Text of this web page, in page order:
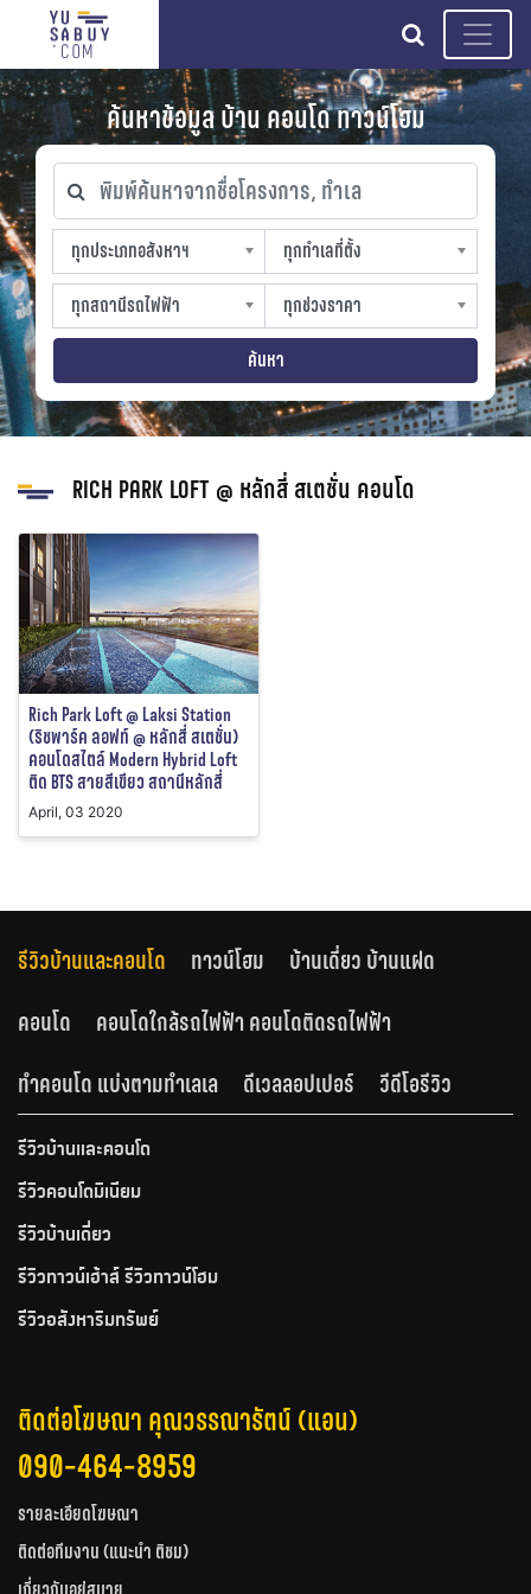
search
ค้นหาข้อมูล บ้าน คอนโด ทาวน์โฮม
พิมพ์ค้นหาจากชื่อโครงการ, ทำเล
ทุกประเภทอสังหาฯ
ทุกประเภทอสังหาฯ
sproperty
ทุกทำเลที่ตั้ง
ทุกทำเลที่ตั้ง
slocation
ทุกสถานีรถไฟฟ้า
ทุกสถานีรถไฟฟ้า
strain-station
ทุกช่วงราคา
ทุกช่วงราคา
sprice
ค้นหา
RICH PARK LOFT @ หลักสี่ สเตชั่น คอนโด
Rich Park Loft @ Laksi Station
(ริชพาร์ค ลอฟท์ @ หลักสี่ สเตชั่น)
คอนโดสไตล์ Modern Hybrid Loft
ติด BTS สายสีเขียว สถานีหลักสี่
April, 03 2020
รีวิวบ้านและคอนโด ทาวน์โฮม
บ้านเดี่ยว บ้านแฝด
คอนโด
คอนโดใกล้รถไฟฟ้า คอนโดติดรถไฟฟ้า
ทำคอนโด แบ่งตามทำเลเล
ดีเวลลอปเปอร์ วีดีโอรีวิว
รีวิวบ้านและคอนโด
รีวิวคอนโดมิเนียม
รีวิวบ้านเดี่ยว
รีวิวทาวน์เฮ้าส์ รีวิวทาวน์โฮม
รีวิวอสังหาริมทรัพย์
ติดต่อโฆษณา คุณวรรณารัตน์ (แอน)
090-464-8959
รายละเอียดโฆษณา
ติดต่อทีมงาน (แนะนำ ติชม)